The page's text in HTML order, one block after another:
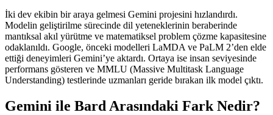
İki dev ekibin bir araya gelmesi Gemini projesini hızlandırdı.
Modelin geliştirilme sürecinde dil yeteneklerinin beraberinde
mantıksal akıl yürütme ve matematiksel problem çözme kapasitesine
odaklanıldı. Google, önceki modelleri LaMDA ve PaLM 2’den elde
ettiği deneyimleri Gemini’ye aktardı. Ortaya ise insan seviyesinde
performans gösteren ve MMLU (Massive Multitask Language
Understanding) testlerinde uzmanları geride bırakan ilk model çıktı.
Gemini ile Bard Arasındaki Fark Nedir?